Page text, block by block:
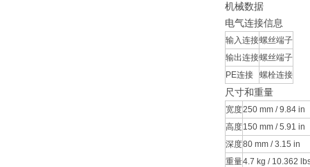
机械数据
电气连接信息
输入连接螺丝端子
输出连接螺丝端子
PE连接
螺栓连接
尺寸和重量
宽度250 mm / 9.84 in
高度150 mm / 5.91 in
深度80 mm / 3.15 in
重量4.7 kg / 10.362